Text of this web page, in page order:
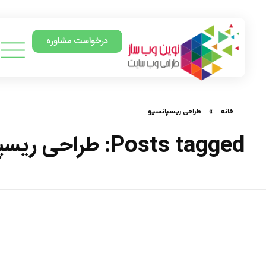
درخواست مشاوره
خانه » طراحی ریسپانسیو
Posts tagged: طراحی ریسپانسیو